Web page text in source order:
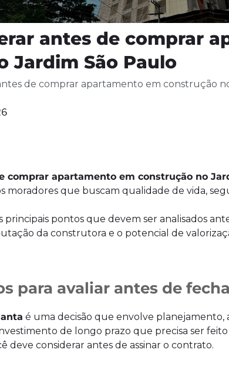
antes de comprar
Jardim São Paulo
de comprar apartamento em construção
comprar apartamento em construção no
que buscam qualidade de vida,
principais pontos que devem ser analisados
da construtora e o potencial de
para avaliar antes de
é uma decisão que envolve planejamento,
de longo prazo que precisa ser feito
deve considerar antes de assinar o contrato.